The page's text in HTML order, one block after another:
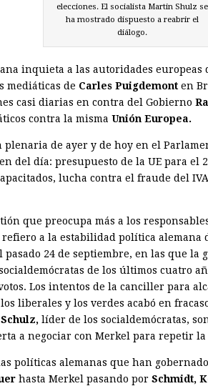
elecciones. El socialista Martin Shulz se
ha mostrado dispuesto a reabrir el
diálogo.
inquieta a las autoridades europeas
mediáticas de Carles Puigdemont en
casi diarias en contra del Gobierno
contra la misma Unión Europea.
plenaria de ayer y de hoy en el
del día: presupuesto de la UE para el
lucha contra el fraude del
que preocupa más a los
refiero a la estabilidad política alemana
pasado 24 de septiembre, en las que la
de los últimos cuatro
Los intentos de la canciller para
liberales y los verdes acabó en
líder de los socialdemócratas,
a negociar con Merkel para repetir
políticas alemanas que han
hasta Merkel pasando por Schmidt,